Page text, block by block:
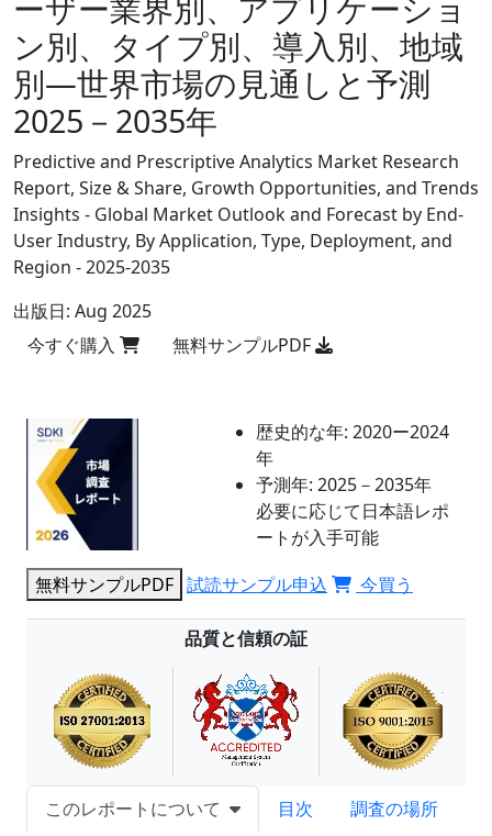
ン別、タイプ別、導入別、地域
別―世界市場の見通しと予測
2025－2035年
Predictive and Prescriptive Analytics Market Research
Report, Size & Share, Growth Opportunities, and Trends
Insights - Global Market Outlook and Forecast by End-
User Industry, By Application, Type, Deployment, and
Region - 2025-2035
出版日: Aug 2025
今すぐ購入
無料サンプルPDF
歴史的な年: 2020ー2024
年
予測年: 2025－2035年
必要に応じて日本語レポ
ートが入手可能
無料サンプルPDF 試読サンプル申込 今買う
品質と信頼の証
このレポートについて 目次
調査の場所